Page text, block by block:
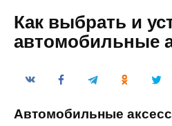
Как выбрать и
автомобильные
Автомобильные